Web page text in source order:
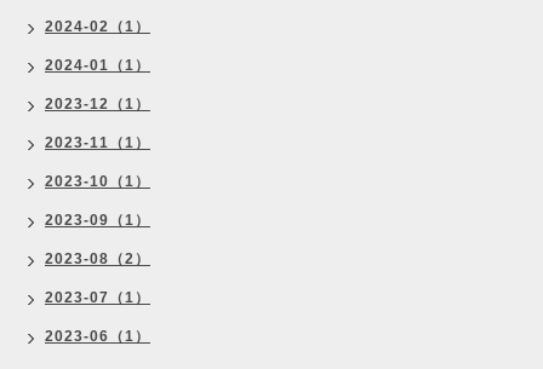
2024-02（1）
2024-01（1）
2023-12（1）
2023-11（1）
2023-10（1）
2023-09（1）
2023-08（2）
2023-07（1）
2023-06（1）